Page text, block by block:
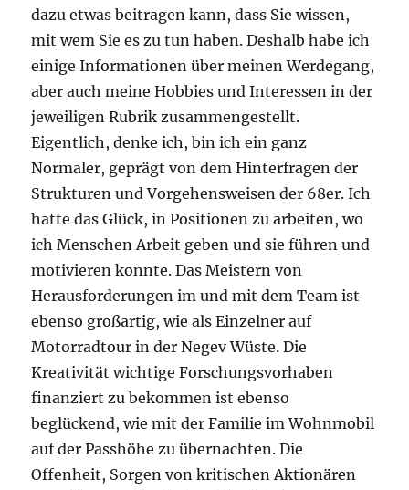
dazu etwas beitragen kann, dass Sie wissen,
mit wem Sie es zu tun haben. Deshalb habe ich
einige Informationen über meinen Werdegang,
aber auch meine Hobbies und Interessen in der
jeweiligen Rubrik zusammengestellt.
Eigentlich, denke ich, bin ich ein ganz
Normaler, geprägt von dem Hinterfragen der
Strukturen und Vorgehensweisen der 68er. Ich
hatte das Glück, in Positionen zu arbeiten, wo
ich Menschen Arbeit geben und sie führen und
motivieren konnte. Das Meistern von
Herausforderungen im und mit dem Team ist
ebenso großartig, wie als Einzelner auf
Motorradtour in der Negev Wüste. Die
Kreativität wichtige Forschungsvorhaben
finanziert zu bekommen ist ebenso
beglückend, wie mit der Familie im Wohnmobil
auf der Passhöhe zu übernachten. Die
Offenheit, Sorgen von kritischen Aktionären